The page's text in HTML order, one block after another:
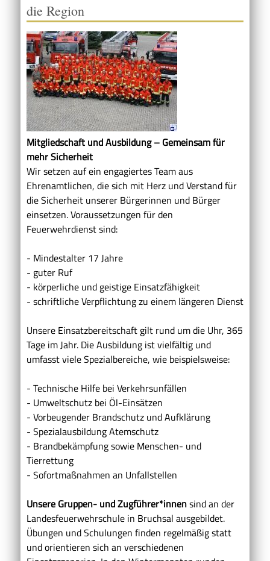
die Region
Mitgliedschaft und Ausbildung – Gemeinsam für
mehr Sicherheit
Wir setzen auf ein engagiertes Team aus
Ehrenamtlichen, die sich mit Herz und Verstand für
die Sicherheit unserer Bürgerinnen und Bürger
einsetzen. Voraussetzungen für den
Feuerwehrdienst sind:
- Mindestalter 17 Jahre
- guter Ruf
- körperliche und geistige Einsatzfähigkeit
- schriftliche Verpflichtung zu einem längeren Dienst
Unsere Einsatzbereitschaft gilt rund um die Uhr, 365
Tage im Jahr. Die Ausbildung ist vielfältig und
umfasst viele Spezialbereiche, wie beispielsweise:
- Technische Hilfe bei Verkehrsunfällen
- Umweltschutz bei Öl-Einsätzen
- Vorbeugender Brandschutz und Aufklärung
- Spezialausbildung Atemschutz
- Brandbekämpfung sowie Menschen- und
Tierrettung
- Sofortmaßnahmen an Unfallstellen
Unsere Gruppen- und Zugführer*innensind an der
Landesfeuerwehrschule in Bruchsal ausgebildet.
Übungen und Schulungen finden regelmäßig statt
und orientieren sich an verschiedenen